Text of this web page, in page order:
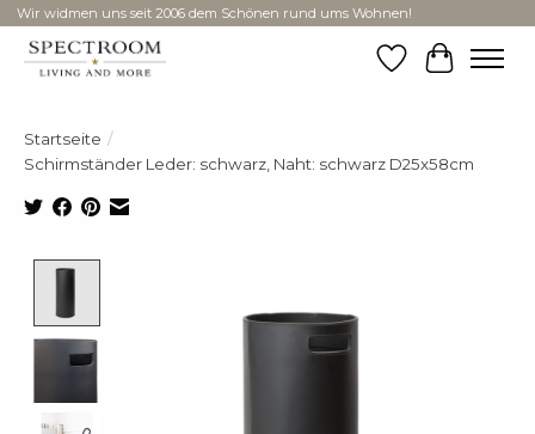
Wir widmen uns seit 2006 dem Schönen rund ums Wohnen!
Wunschzettel
Ihr
Startseite /
Schirmständer Leder: schwarz, Naht: schwarz D25x58cm